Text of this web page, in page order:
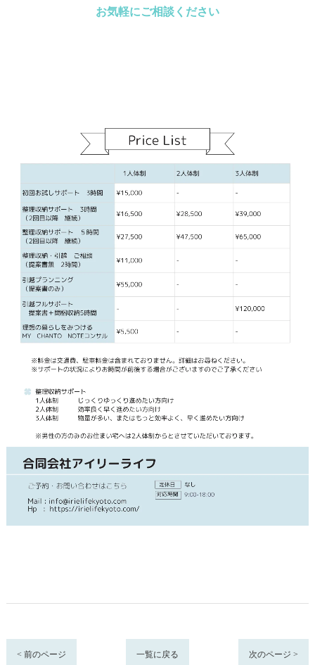
お気軽にご相談ください
< 前のページ 一覧に戻る 次のページ >